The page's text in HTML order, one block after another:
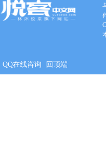
QQ在线咨询 回顶端